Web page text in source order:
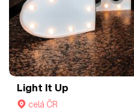
Light It Up
celá ČR